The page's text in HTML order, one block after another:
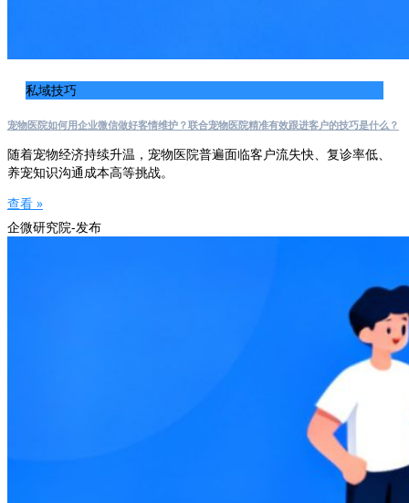
私域技巧
宠物医院如何用企业微信做好客情维护？联合宠物医院精准有效跟进客户的技巧是什么？
随着宠物经济持续升温，宠物医院普遍面临客户流失快、复诊率低、
养宠知识沟通成本高等挑战。
查看 »
企微研究院-发布